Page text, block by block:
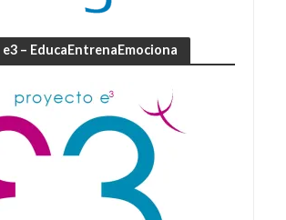
– EducaEntrenaEmociona